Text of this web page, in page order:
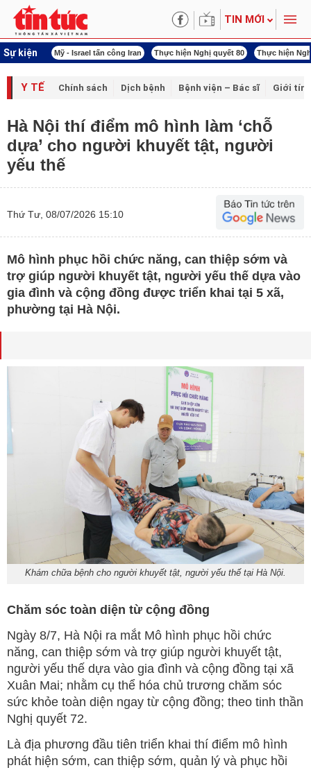
TIN MỚI
Sự kiện
lượng Mỹ - Israel tấn công Iran Thực hiện Nghị quyết 80 Thực hiện
Y TẾ Chính sách Dịch bệnh Bệnh viện – Bác sĩ Giới tính
Hà Nội thí điểm mô hình làm ‘chỗ
dựa’ cho người khuyết tật, người
yếu thế
Thứ Tư, 08/07/2026 15:10
Mô hình phục hồi chức năng, can thiệp sớm và
trợ giúp người khuyết tật, người yếu thế dựa vào
gia đình và cộng đồng được triển khai tại 5 xã,
phường tại Hà Nội.
Khám chữa bệnh cho người khuyết tật, người yếu thế tại Hà Nội.
Chăm sóc toàn diện từ cộng đồng
Ngày 8/7, Hà Nội ra mắt Mô hình phục hồi chức
năng, can thiệp sớm và trợ giúp người khuyết tật,
người yếu thế dựa vào gia đình và cộng đồng tại xã
Xuân Mai; nhằm cụ thể hóa chủ trương chăm sóc
sức khỏe toàn diện ngay từ cộng đồng; theo tinh thần
Nghị quyết 72.
Là địa phương đầu tiên triển khai thí điểm mô hình
phát hiện sớm, can thiệp sớm, quản lý và phục hồi